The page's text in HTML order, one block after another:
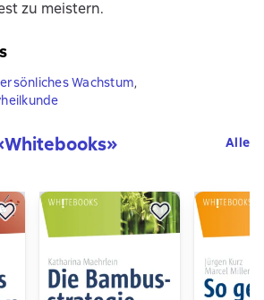
zu meistern.
Wachstum,
Whitebooks» Alle